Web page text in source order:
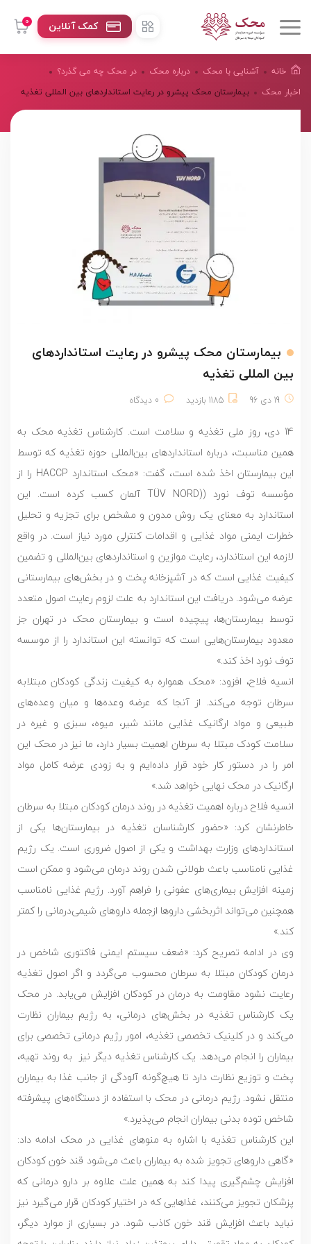
0 کمک آنلاین
خانه آشنایی با محک درباره محک
در محک چه می گذرد؟
اخبار محک
بیمارستان محک پیشرو در رعایت استانداردهای بین المللی تغذیه
بیمارستان محک پیشرو در رعایت استانداردهای
بین المللی تغذیه
19 دی 96 1185 بازدید 0 دیدگاه
14 دی، روز ملی تغذیه و سلامت است. کارشناس تغذیه محک به
همین مناسبت، درباره استانداردهای بین‌المللی حوزه تغذیه که توسط
این بیمارستان اخذ شده است، گفت: «محک استاندارد HACCP را از
مؤسسه توف نورد ((TÜV NORD آلمان کسب کرده است. این
استاندارد به معنای یک روش مدون و مشخص برای تجزیه و تحلیل
خطرات ایمنی مواد غذایی و اقدامات کنترلی مورد نیاز است. در واقع
لازمه این استاندارد، رعایت موازین و استانداردهای بین‌المللی و تضمین
کیفیت غذایی است که در آشپزخانه پخت و در بخش‌های بیمارستانی
عرضه می‌شود. دریافت این استاندارد به علت لزوم رعایت اصول متعدد
توسط بیمارستان‌ها، پیچیده است و بیمارستان محک در تهران جز
معدود بیمارستان‌هایی است که توانسته این استاندارد را از موسسه
توف نورد اخذ کند.»
انسیه فلاح، افزود: «محک همواره به کیفیت زندگی کودکان مبتلابه
سرطان توجه می‌کند. از آنجا که عرضه وعده‌ها و میان وعده‌های
طبیعی و مواد ارگانیک غذایی مانند شیر، میوه، سبزی و غیره در
سلامت کودک مبتلا به سرطان اهمیت بسیار دارد، ما نیز در محک این
امر را در دستور کار خود قرار داده‌ایم و به‌ زودی عرضه کامل مواد
ارگانیک در محک نهایی خواهد شد.»
انسیه فلاح درباره اهمیت تغذیه در روند درمان کودکان مبتلا به سرطان
خاطرنشان کرد: «حضور کارشناسان تغذیه در بیمارستان‌ها یکی از
استانداردهای وزارت بهداشت و یکی از اصول ضروری است. یک رژیم
غذایی نامناسب باعث طولانی شدن روند درمان می‌شود و ممکن است
زمینه افزایش بیماری‌های عفونی را فراهم آورد. رژیم غذایی نامناسب
همچنین می‌تواند اثربخشی داروها ازجمله داروهای شیمی‌درمانی را کمتر
کند.»
وی در ادامه تصریح کرد: «ضعف سیستم ایمنی فاکتوری شاخص در
درمان کودکان مبتلا به سرطان محسوب می‌‌گردد و اگر اصول تغذیه
رعایت نشود مقاومت به درمان در کودکان افزایش می‌یابد. در محک
یک کارشناس تغذیه در بخش‌های درمانی، به رژیم بیماران نظارت
می‌کند و در کلینیک تخصصی تغذیه، امور رژیم درمانی تخصصی برای
بیماران را انجام می‌دهد. یک کارشناس تغذیه دیگر نیز به روند تهیه،
پخت و توزیع نظارت دارد تا هیچ‌گونه آلودگی از جانب غذا به بیماران
منتقل نشود. رژیم درمانی در محک با استفاده از دستگاه‌های پیشرفته
شاخص توده بدنی بیماران انجام می‌پذیرد.»
این کارشناس تغذیه با اشاره به منوهای غذایی در محک ادامه داد:
«گاهی داروهای تجویز شده به بیماران باعث می‌شود قند خون کودکان
افزایش چشم‌گیری پیدا کند به همین علت علاوه بر دارو درمانی که
پزشکان تجویز می‌کنند، غذاهایی که در اختیار کودکان قرار می‌گیرد نیز
نباید باعث افزایش قند خون کاذب شود. در بسیاری از موارد دیگر،